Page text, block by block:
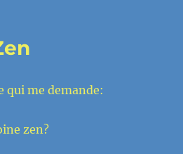
qui me demande:
zen?